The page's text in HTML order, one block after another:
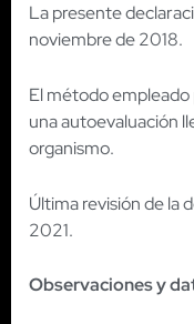
La presente
noviembre de 2018.
El método empleado
una autoevaluación
organismo.
Última revisión de la
2021.
Observaciones y